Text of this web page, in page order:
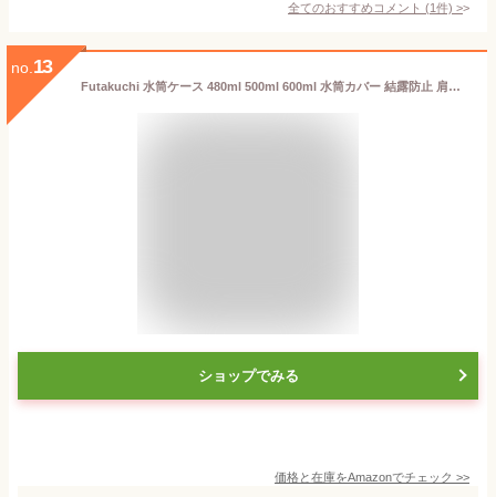
全てのおすすめコメント (1件) >
no. 13
Futakuchi 水筒ケース 480ml 500ml 600ml 水筒カバー 結露防止 肩掛け 手持ち 2way ショルダーストラップ付き 衝撃吸収 ペットボトルカバー 子供 キャンプ 通学 散策に最適
ショップでみる
価格と在庫をAmazonでチェック >>